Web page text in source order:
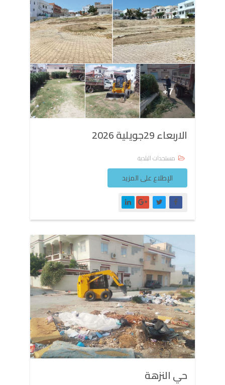
الاربعاء 29جويلية 2026
مستجدات البلدية
الإطلاع على المزيد
حي النزهة